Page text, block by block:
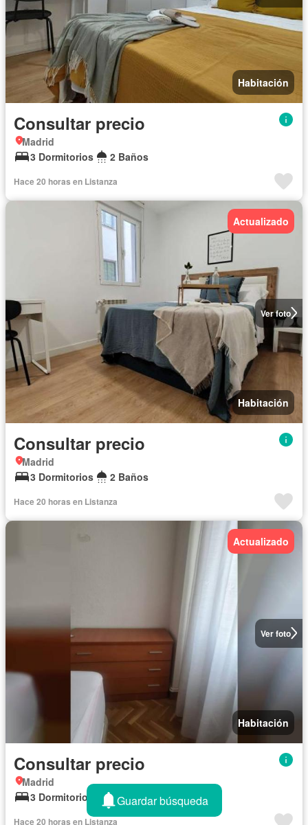
Habitación
Consultar precio
Madrid
3 Dormitorios
2 Baños
Hace 20 horas en Listanza
Ver foto
Actualizado
Habitación
Consultar precio
Madrid
3 Dormitorios
2 Baños
Hace 20 horas en Listanza
Ver foto
Actualizado
Habitación
Consultar precio
Madrid
3 Dormitorios
1 Baño
Hace 20 horas en Listanza
Guardar búsqueda